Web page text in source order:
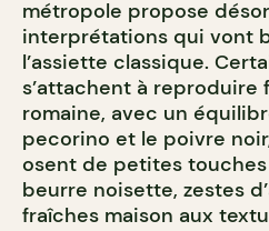
métropole propose
interprétations qui vont
l’assiette classique.
s’attachent à
romaine, avec un
pecorino et le poivre
osent de petites
beurre noisette, zestes
fraîches maison aux